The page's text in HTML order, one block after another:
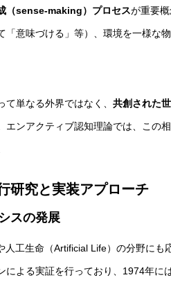
（sense-making）プロセスが重要
「意味づける」等）、環境を一様な
単なる外界ではなく、 共創された
エンアクティブ認知理論では、この
研究と実装アプローチ
スの発展
人工生命（Artificial Life）の分野に
による実証を行っており、1974年